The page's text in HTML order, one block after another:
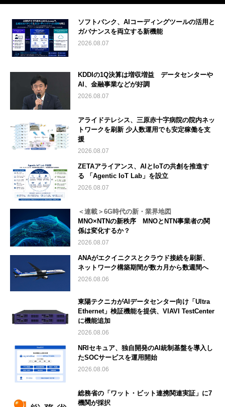
ソフトバンク、AIコーディングツールの活用と
ガバナンスを両立する新機能
2026.08.07
KDDIの1Q決算は増収増益 データセンターや
AI、金融事業などが好調
2026.08.07
アライドテレシス、三原赤十字病院の院内ネッ
トワークを刷新 少人数運用でも安定稼働を支
援
2026.08.07
ZETAアライアンス、AIとIoTの共創を推進す
る 「Agentic IoT Lab」を設立
2026.08.07
＜連載＞6G時代の新・業界地図
MNO×NTNの新秩序 MNOとNTN事業者の関
係は変化するか？
2026.08.07
ANAがエクイニクスとクラウド接続を刷新、
ネットワーク構築期間が数カ月から数週間へ
2026.08.06
東陽テクニカがAIデータセンター向け「Ultra
Ethernet」検証機能を提供、VIAVI TestCenter
に機能追加
2026.08.06
NRIセキュア、独自開発のAI統制基盤を導入し
たSOCサービスを運用開始
2026.08.06
総務省の「ワット・ビット連携関連実証」に7
機関が採択